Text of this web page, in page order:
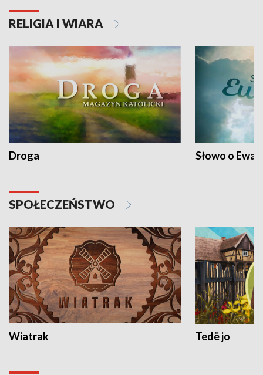
RELIGIA I WIARA
Droga Słowo o
SPOŁECZEŃSTWO
Wiatrak Tedë jo